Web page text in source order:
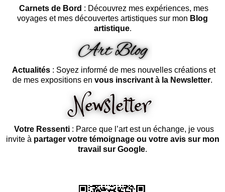
Carnets de Bord : Découvrez mes expériences, mes
voyages et mes découvertes artistiques sur mon Blog
artistique.
Actualités : Soyez informé de mes nouvelles créations et
de mes expositions en vous inscrivant à la Newsletter.
Votre Ressenti: Parce que l’art est un échange, je vous
invite à partager votre témoignage ou votre avis sur mon
travail sur Google.